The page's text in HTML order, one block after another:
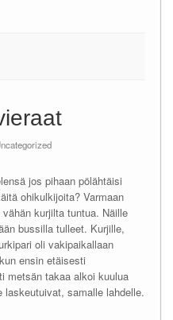
jos pihaan pölähtäisi
ohikulkijoita? Varmaan
kurjilta tuntua. Näille
bussilla tulleet. Kurjille,
oli vakipaikallaan
ensin etäisesti
metsän takaa alkoi kuulua
laskeutuivat, samalle lahdelle.